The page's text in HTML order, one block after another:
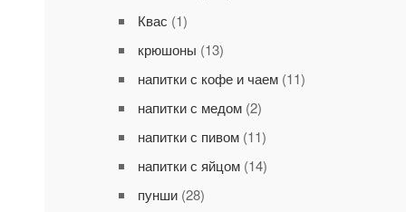
Квас (1)
крюшоны (13)
напитки с кофе и чаем(11)
напитки с медом(2)
напитки с пивом(11)
напитки с яйцом(14)
пунши(28)